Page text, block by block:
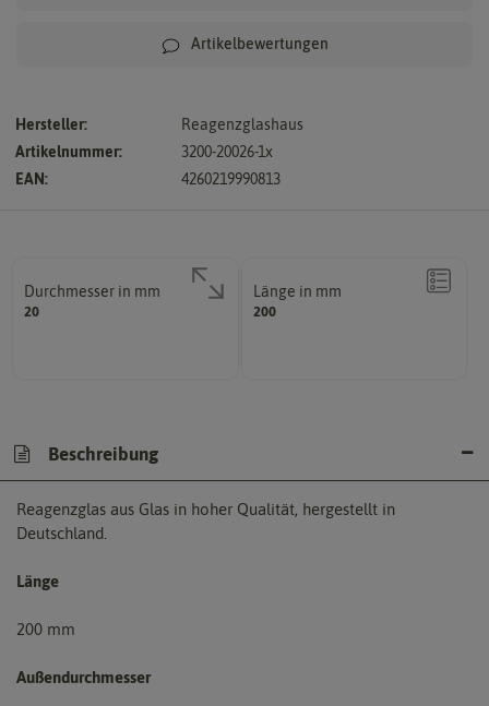
Artikelbewertungen
Hersteller:
Reagenzglashaus
Artikelnummer:
3200-20026-1x
EAN:
4260219990813
Durchmesser in mm
20
Länge in mm
200
Beschreibung
Reagenzglas aus Glas in hoher Qualität, hergestellt in
Deutschland.
Länge
200 mm
Außendurchmesser